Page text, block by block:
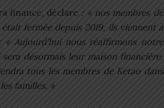
finance, déclare : « nos membres de
fermée depuis 2019, ils viennent à
Aujourd’hui nous réaffirmons notre
désormais leur maison financière.
tous les membres de Ketao dans
familles. »